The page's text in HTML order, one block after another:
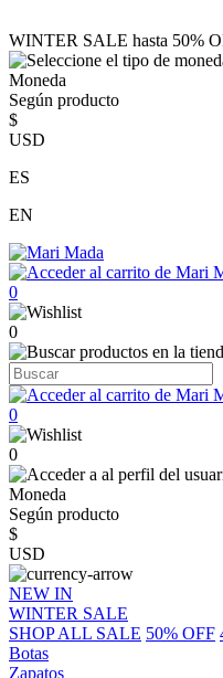
WINTER SALE hasta 50%
Moneda
Según producto
$
USD
ES
EN
0
0
0
0
Moneda
Según producto
$
USD
NEW IN
WINTER SALE
SHOP ALL SALE 50% OFF
Botas
Zapatos